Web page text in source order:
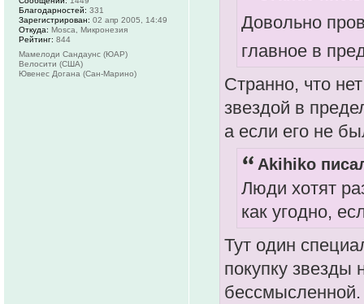
Довольно
главное в
Странно, что
звездой в
а если его не
Akihiko
Люди хотят
как угодно,
Тут один
покупку звезды
бессмысленной.
Благодарностей: 331
Зарегистрирован: 02 апр 2005, 14:49
Откуда: Mosca, Микронезия
Рейтинг: 844
Мамелоди Сандаунс (ЮАР)
Велосити (США)
Ювенес Догана (Сан-Марино)